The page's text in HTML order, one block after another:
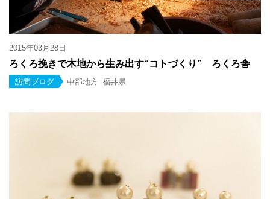
2015年03月28日
ろくろ挽きで木地から生み出す“コトづくり” ろくろ舎
訪問ブログ 中部地方 福井県